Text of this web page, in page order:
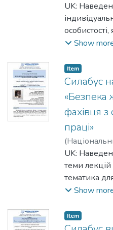
політехніка»
Віктрович;
Юлія
UK:
особистості,
which define
resulted
Show
Item
Силабус
«Безпека
фахівця
праці»
(
політехніка»
Іванівна;
UK:
теми лекцій
тематика
критерії
Show
Item